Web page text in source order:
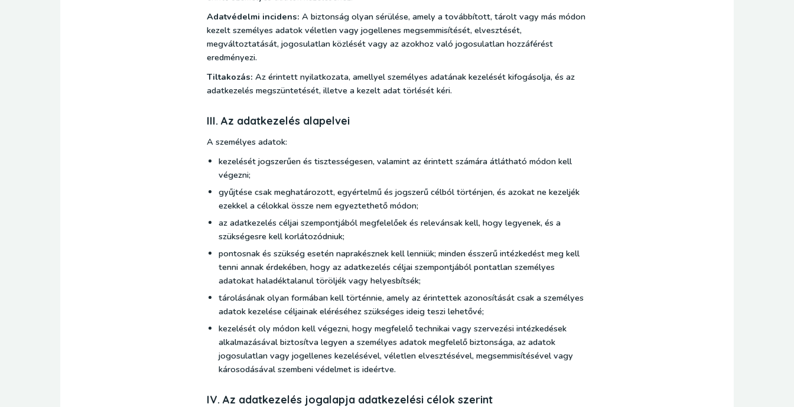
Adatvédelmi incidens: A biztonság olyan sérülése, amely a továbbított, tárolt vagy más módon
kezelt személyes adatok véletlen vagy jogellenes megsemmisítését, elvesztését,
megváltoztatását, jogosulatlan közlését vagy az azokhoz való jogosulatlan hozzáférést
eredményezi.
Tiltakozás: Az érintett nyilatkozata, amellyel személyes adatának kezelését kifogásolja, és az
adatkezelés megszüntetését, illetve a kezelt adat törlését kéri.
III. Az adatkezelés alapelvei
A személyes adatok:
kezelését jogszerűen és tisztességesen, valamint az érintett számára átlátható módon kell
végezni;
gyűjtése csak meghatározott, egyértelmű és jogszerű célból történjen, és azokat ne kezeljék
ezekkel a célokkal össze nem egyeztethető módon;
az adatkezelés céljai szempontjából megfelelőek és relevánsak kell, hogy legyenek, és a
szükségesre kell korlátozódniuk;
pontosnak és szükség esetén naprakésznek kell lenniük; minden ésszerű intézkedést meg kell
tenni annak érdekében, hogy az adatkezelés céljai szempontjából pontatlan személyes
adatokat haladéktalanul töröljék vagy helyesbítsék;
tárolásának olyan formában kell történnie, amely az érintettek azonosítását csak a személyes
adatok kezelése céljainak eléréséhez szükséges ideig teszi lehetővé;
kezelését oly módon kell végezni, hogy megfelelő technikai vagy szervezési intézkedések
alkalmazásával biztosítva legyen a személyes adatok megfelelő biztonsága, az adatok
jogosulatlan vagy jogellenes kezelésével, véletlen elvesztésével, megsemmisítésével vagy
károsodásával szembeni védelmet is ideértve.
IV. Az adatkezelés jogalapja adatkezelési célok szerint